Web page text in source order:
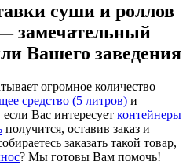
суши и роллов
замечательный
Вашего заведения
огромное количество
средство (5 литров) и
Вас интересует контейнеры
получится, оставив заказ и
заказать такой товар,
? Мы готовы Вам помочь!